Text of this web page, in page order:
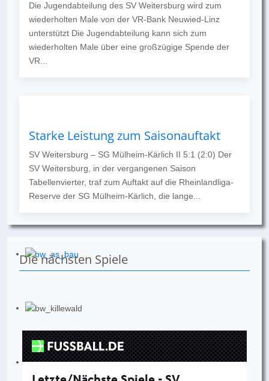
Die Jugendabteilung des SV Weitersburg wird zum
wiederholten Male von der VR-Bank Neuwied-Linz
unterstützt Die Jugendabteilung kann sich zum
wiederholten Male über eine großzügige Spende der
VR...
Starke Leistung zum Saisonauftakt
SV Weitersburg – SG Mülheim-Kärlich II 5:1 (2:0) Der
SV Weitersburg, in der vergangenen Saison
Tabellenvierter, traf zum Auftakt auf die Rheinlandliga-
Reserve der SG Mülheim-Kärlich, die lange...
Die nächsten Spiele